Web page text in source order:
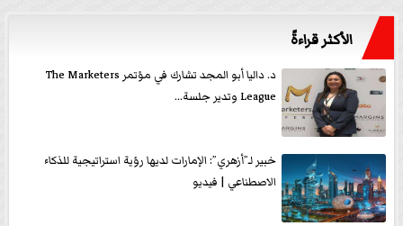
الأكثر قراءةً
د. داليا أبو المجد تشارك في مؤتمر The Marketers
League وتدير جلسة...
خبير لـ”أزهري”: الإمارات لديها رؤية استراتيجية للذكاء
الاصطناعي | فيديو